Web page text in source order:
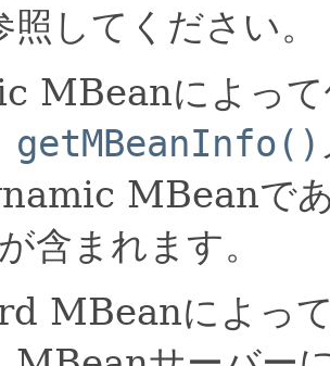
してください。
MBeanによって
getMBeanInfo()
MBeanで
含まれます。
MBeanによっ